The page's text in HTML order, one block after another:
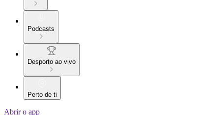
Podcasts
Desporto ao vivo
Perto de ti
Abrir o app